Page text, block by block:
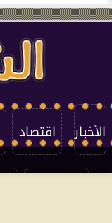
الأخبار اقتصاد